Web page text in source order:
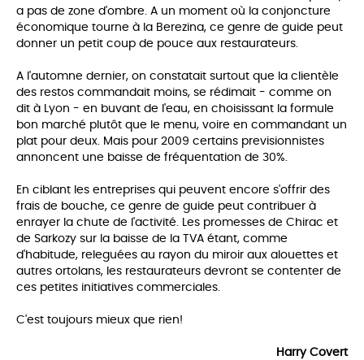
a pas de zone d'ombre. A un moment où la conjoncture
économique tourne à la Berezina, ce genre de guide peut
donner un petit coup de pouce aux restaurateurs.
A l'automne dernier, on constatait surtout que la clientèle
des restos commandait moins, se rédimait - comme on
dit à Lyon - en buvant de l'eau, en choisissant la formule
bon marché plutôt que le menu, voire en commandant un
plat pour deux. Mais pour 2009 certains previsionnistes
annoncent une baisse de fréquentation de 30%.
En ciblant les entreprises qui peuvent encore s'offrir des
frais de bouche, ce genre de guide peut contribuer à
enrayer la chute de l'activité. Les promesses de Chirac et
de Sarkozy sur la baisse de la TVA étant, comme
d'habitude, releguées au rayon du miroir aux alouettes et
autres ortolans, les restaurateurs devront se contenter de
ces petites initiatives commerciales.
C'est toujours mieux que rien!
Harry Covert